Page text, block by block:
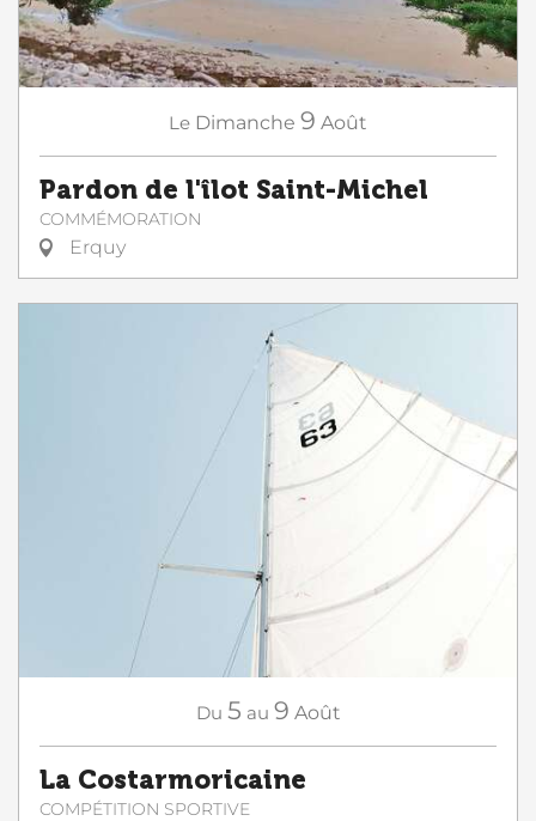
Le Dimanche 9 Août
Pardon de l'îlot Saint-Michel
COMMÉMORATION
Erquy
Du 5 au 9 Août
La Costarmoricaine
COMPÉTITION SPORTIVE